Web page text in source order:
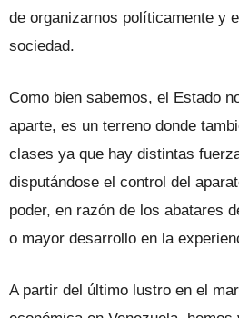
de organizarnos políticamente y
sociedad.
Como bien sabemos, el Estado
aparte, es un terreno donde
clases ya que hay distintas
disputándose el control del
poder, en razón de los abatares
o mayor desarrollo en la
A partir del último lustro en el